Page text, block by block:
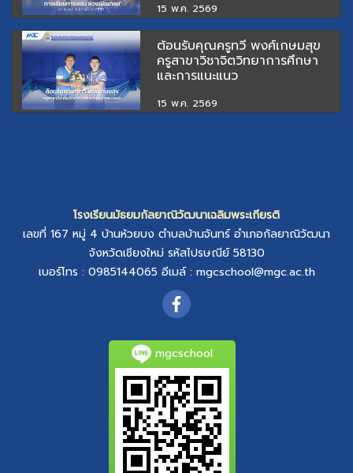
15 พ.ค. 2569
ต้อนรับคุณครูทวี พงศ์เกษมสุข
ครูสาขาวิชาจิตวิทยาการศึกษา
และการแนะแนว
15 พ.ค. 2569
โรงเรียนมัธยมกัลยาณิวัฒนาเฉลิมพระเกียรติ
เลขที่ 167 หมู่ 4 บ้านห้วยบง ตำบลบ้านจันทร์อำเภอกัลยาณิวัฒนา
จังหวัดเชียงใหม่ รหัสไปรษณีย์ 58130
เบอร์โทร : 0985144065 อีเมล์ : mgcschool@mgc.ac.th
mgcschool